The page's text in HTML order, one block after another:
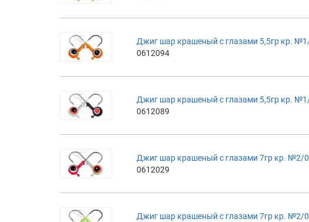
Джиг шар крашеный с глазами 5,5гр кр.
0612094
Джиг шар крашеный с глазами 5,5гр кр.
0612089
Джиг шар крашеный с глазами 7гр кр. №2/
0612029
Джиг шар крашеный с глазами 7гр кр. №2/